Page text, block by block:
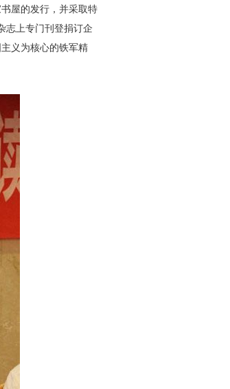
屋的发行，并采取特
志上专门刊登捐订企
义为核心的铁军精